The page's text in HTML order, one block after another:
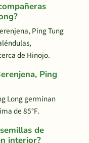
Ping Tung
de Hinojo.
Ping
Long germinan
de 85°F.
de
interior?